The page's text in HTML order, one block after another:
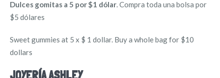
Dulces gomitas a 5 por $1 dólar. Compra toda una bolsa por
$5 dólares
Sweet gummies at 5 x $ 1 dollar. Buy a whole bag for $10
dollars